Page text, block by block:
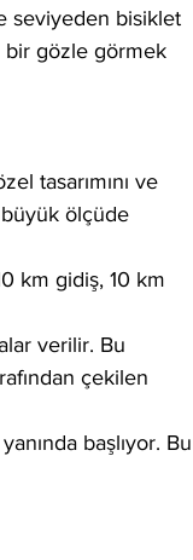
seviyeden bisiklet
bir gözle görmek
tasarımını ve
ölçüde
km gidiş, 10 km
verilir. Bu
çekilen
başlıyor. Bu